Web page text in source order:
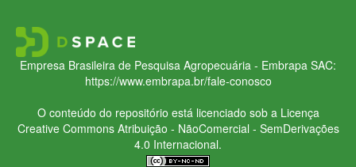
Empresa Brasileira de Pesquisa Agropecuária - Embrapa SAC:
https://www.embrapa.br/fale-conosco
O conteúdo do repositório está licenciado sob a Licença
Creative CommonsAtribuição - NãoComercial - SemDerivações
4.0 Internacional.